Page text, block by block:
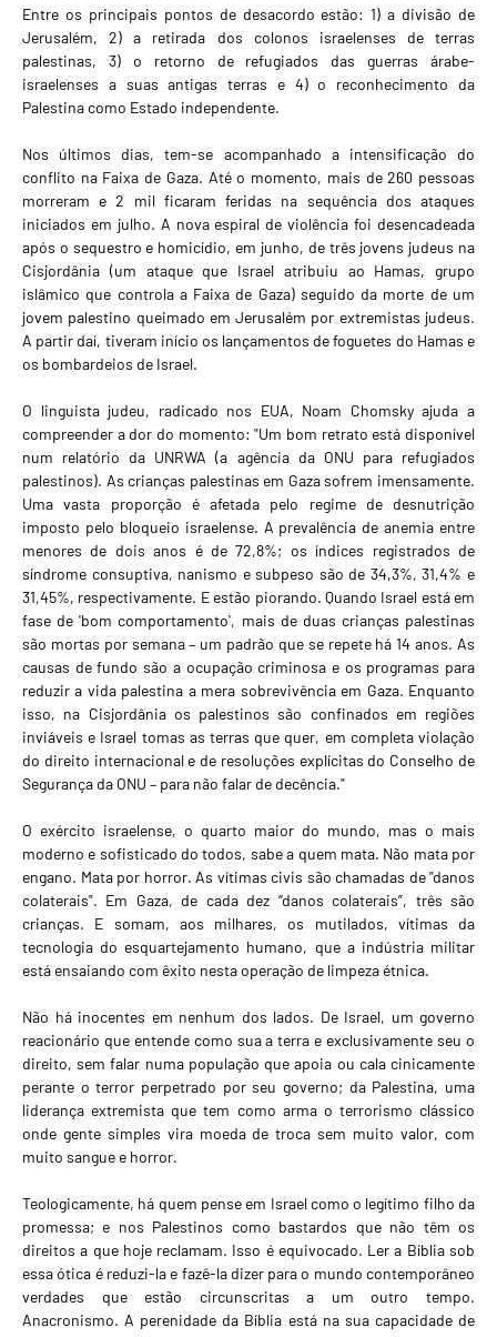
Entre os principais pontos de desacordo estão: 1) a divisão de
Jerusalém, 2) a retirada dos colonos israelenses de terras
palestinas, 3) o retorno de refugiados das guerras árabe-
israelenses a suas antigas terras e 4) o reconhecimento da
Palestina como Estado independente.
Nos últimos dias, tem-se acompanhado a intensificação do
conflito na Faixa de Gaza. Até o momento, mais de 260 pessoas
morreram e 2 mil ficaram feridas na sequência dos ataques
iniciados em julho. A nova espiral de violência foi desencadeada
após o sequestro e homicídio, em junho, de três jovens judeus na
Cisjordânia (um ataque que Israel atribuiu ao Hamas, grupo
islâmico que controla a Faixa de Gaza) seguido da morte de um
jovem palestino queimado em Jerusalém por extremistas judeus.
A partir daí, tiveram início os lançamentos de foguetes do Hamas e
os bombardeios de Israel.
O linguista judeu, radicado nos EUA, Noam Chomsky ajuda a
compreender a dor do momento: "Um bom retrato está disponível
num relatório da UNRWA (a agência da ONU para refugiados
palestinos). As crianças palestinas em Gaza sofrem imensamente.
Uma vasta proporção é afetada pelo regime de desnutrição
imposto pelo bloqueio israelense. A prevalência de anemia entre
menores de dois anos é de 72,8%; os índices registrados de
síndrome consuptiva, nanismo e subpeso são de 34,3%, 31,4% e
31,45%, respectivamente. E estão piorando. Quando Israel está em
fase de 'bom comportamento', mais de duas crianças palestinas
são mortas por semana – um padrão que se repete há 14 anos. As
causas de fundo são a ocupação criminosa e os programas para
reduzir a vida palestina a mera sobrevivência em Gaza. Enquanto
isso, na Cisjordânia os palestinos são confinados em regiões
inviáveis e Israel tomas as terras que quer, em completa violação
do direito internacional e de resoluções explícitas do Conselho de
Segurança da ONU – para não falar de decência."
O exército israelense, o quarto maior do mundo, mas o mais
moderno e sofisticado do todos, sabe a quem mata. Não mata por
engano. Mata por horror. As vítimas civis são chamadas de "danos
colaterais". Em Gaza, de cada dez “danos colaterais”, três são
crianças. E somam, aos milhares, os mutilados, vítimas da
tecnologia do esquartejamento humano, que a indústria militar
está ensaiando com êxito nesta operação de limpeza étnica.
Não há inocentes em nenhum dos lados. De Israel, um governo
reacionário que entende como sua a terra e exclusivamente seu o
direito, sem falar numa população que apoia ou cala cinicamente
perante o terror perpetrado por seu governo; da Palestina, uma
liderança extremista que tem como arma o terrorismo clássico
onde gente simples vira moeda de troca sem muito valor, com
muito sangue e horror.
Teologicamente, há quem pense em Israel como o legítimo filho da
promessa; e nos Palestinos como bastardos que não têm os
direitos a que hoje reclamam. Isso é equivocado. Ler a Bíblia sob
essa ótica é reduzi-la e fazê-la dizer para o mundo contemporâneo
verdades que estão circunscritas a um outro tempo.
Anacronismo. A perenidade da Bíblia está na sua capacidade de